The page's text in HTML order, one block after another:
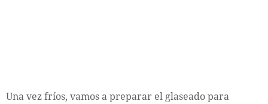
Una vez fríos, vamos a preparar el glaseado para